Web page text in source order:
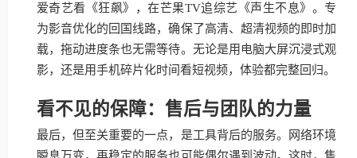
爱奇艺看《狂飙》，在芒果TV追综艺《声生不息》。专
为影音优化的回国线路，确保了高清、超清视频的即时加
载，拖动进度条也无需等待。无论是用电脑大屏沉浸式观
影，还是用手机碎片化时间看短视频，体验都完整回归。
看不见的保障：售后与团队的力量
最后，但至关重要的一点，是工具背后的服务。网络环境
瞬息万变，再稳定的服务也可能偶尔遇到波动。这时，售